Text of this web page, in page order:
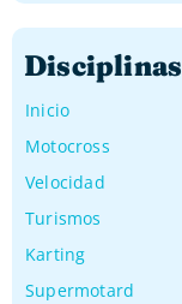
Disciplinas
Inicio
Motocross
Velocidad
Turismos
Karting
Supermotard